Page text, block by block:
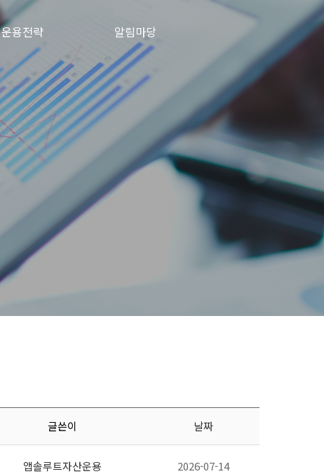
운용전략 알림마당
글쓴이 날짜
앱솔루트자산운용 2026-07-14